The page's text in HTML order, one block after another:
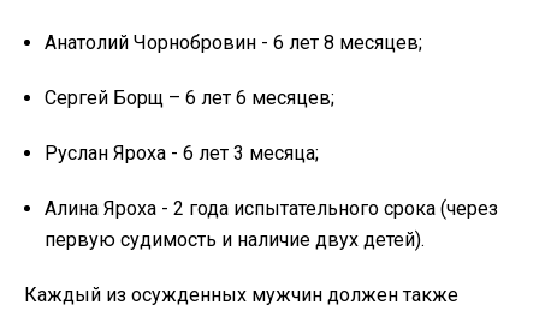
Анатолий Чорнобровин - 6 лет 8 месяцев;
Сергей Борщ – 6 лет 6 месяцев;
Руслан Яроха - 6 лет 3 месяца;
Алина Яроха - 2 года испытательного срока (через
первую судимость и наличие двух детей).
Каждый из осужденных мужчин должен также